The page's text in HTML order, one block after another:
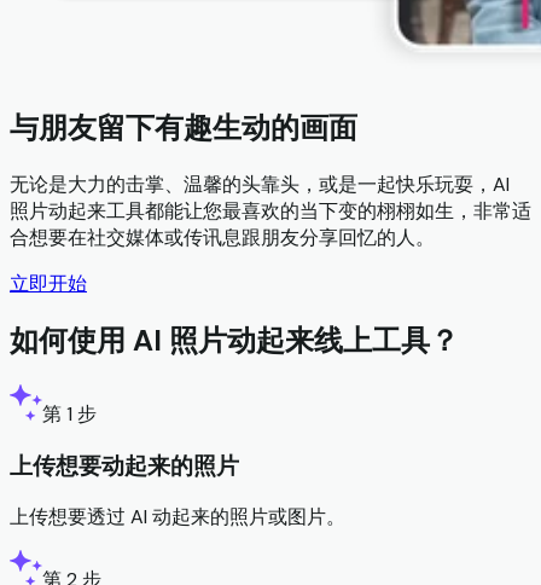
与朋友留下有趣生动的画面
无论是大力的击掌、温馨的头靠头，或是一起快乐玩耍，AI
照片动起来工具都能让您最喜欢的当下变的栩栩如生，非常适
合想要在社交媒体或传讯息跟朋友分享回忆的人。
立即开始
如何使用 AI 照片动起来线上工具？
第 1 步
上传想要动起来的照片
上传想要透过 AI 动起来的照片或图片。
第 2 步